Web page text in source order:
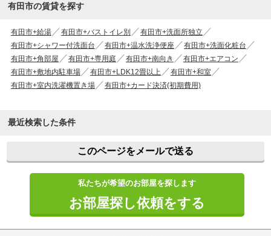
有田市の賃貸を探す
有田市+給湯 有田市+バストイレ別
有田市+洗面所独立
有田市+シャワー付洗面台
有田市+温水洗浄便座
有田市+洗面化粧台
有田市+角部屋
有田市+専用庭 有田市+南向き
有田市+エアコン
有田市+敷地内駐車場
有田市+LDK12畳以上
有田市+和室
有田市+室内洗濯機置き場
有田市+カード決済(初期費用)
最近検索した条件
このページをメールで送る
私たちが希望のお部屋を探します
お部屋探し依頼をする